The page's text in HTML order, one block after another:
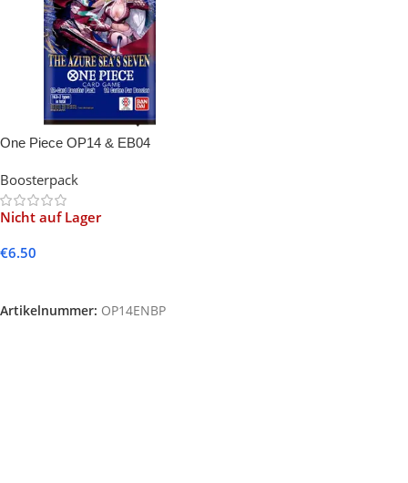
One Piece OP14 & EB04
Boosterpack
Nicht auf Lager
€6.50
Artikelnummer: OP14ENBP